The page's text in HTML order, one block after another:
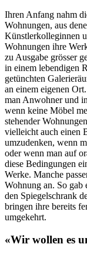
Ihren Anfang nahm
Wohnungen, aus
Künstlerkolleginnen
Wohnungen ihre
zu Ausgabe grösser
in einem lebendigen
getünchten
an einem eigenen
man Anwohner und
wenn keine Möbel
stehender
vielleicht auch einen
umzudenken, wenn
oder wenn man auf
diese Bedingungen
Werke. Manche
Wohnung an. So gab
den Spiegelschrank
bringen ihre bereits
umgekehrt.
«Wir wollen es